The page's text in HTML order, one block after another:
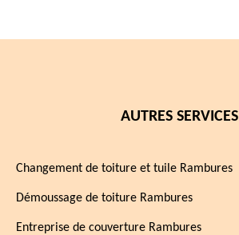
AUTRES SERVICES
Changement de toiture et tuile Rambures
Démoussage de toiture Rambures
Entreprise de couverture Rambures